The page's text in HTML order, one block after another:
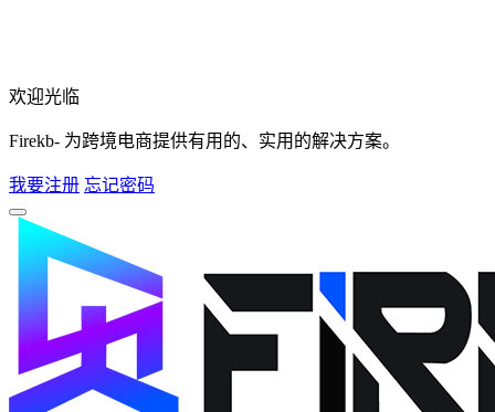
欢迎光临
Firekb- 为跨境电商提供有用的、实用的解决方案。
我要注册 忘记密码